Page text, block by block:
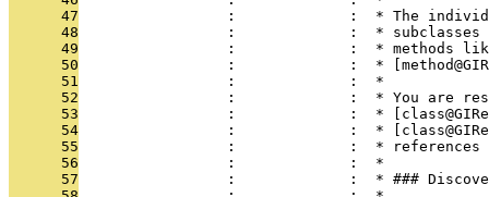
      47
:             :  * The
      48
:             :  *
      49
:             :  * methods
      50
:             :  *
      51
                 :             :  *
      52
:             :  * You are
      53
:             :  *
      54
:             :  *
      55
:             :  *
      56
                 :             :  *
      57
:             :  * ###